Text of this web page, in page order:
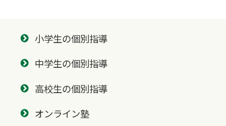
小学生の個別指導
中学生の個別指導
高校生の個別指導
オンライン塾